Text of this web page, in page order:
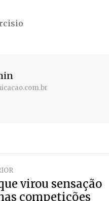
virou sensação
competições